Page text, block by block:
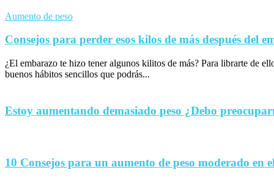
Aumento de peso
Consejos para perder esos kilos de más después del
¿El embarazo te hizo tener algunos kilitos de más? Para librarte de
buenos hábitos sencillos que podrás...
Estoy aumentando demasiado peso ¿Debo
10 Consejos para un aumento de peso moderado en